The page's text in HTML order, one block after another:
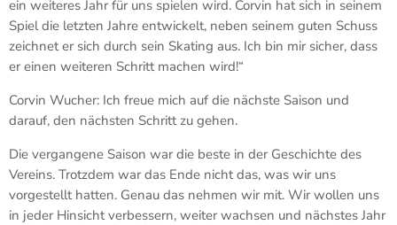
ein weiteres Jahr für uns spielen wird. Corvin hat sich in seinem
Spiel die letzten Jahre entwickelt, neben seinem guten Schuss
zeichnet er sich durch sein Skating aus. Ich bin mir sicher, dass
er einen weiteren Schritt machen wird!“
Corvin Wucher: Ich freue mich auf die nächste Saison und
darauf, den nächsten Schritt zu gehen.
Die vergangene Saison war die beste in der Geschichte des
Vereins. Trotzdem war das Ende nicht das, was wir uns
vorgestellt hatten. Genau das nehmen wir mit. Wir wollen uns
in jeder Hinsicht verbessern, weiter wachsen und nächstes Jahr